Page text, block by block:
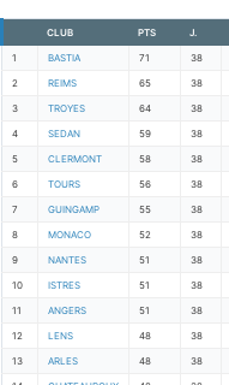
CLUB PTS J.
1 BASTIA 71 38
2 REIMS 65 38
3 TROYES 64 38
4 SEDAN 59 38
5 CLERMONT 58 38
6 TOURS 56 38
7 GUINGAMP 55 38
8 MONACO 52 38
9 NANTES 51 38
10 ISTRES 51 38
11 ANGERS 51 38
12 LENS 48 38
13 ARLES 48 38